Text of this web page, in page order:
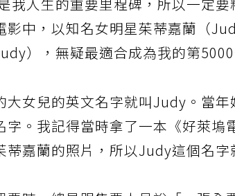
我人生的重要里程碑，所以一定
影中，以知名女明星茱蒂嘉蘭（
），無疑最適合成為我的第5000
大女兒的英文名字就叫Judy。當年
字。我記得當時拿了一本《好萊
蒂嘉蘭的照片，所以Judy這個名字